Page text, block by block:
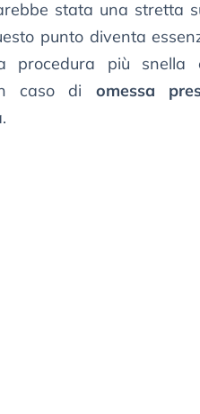
stata una stretta
punto diventa
procedura più snella
caso di omessa